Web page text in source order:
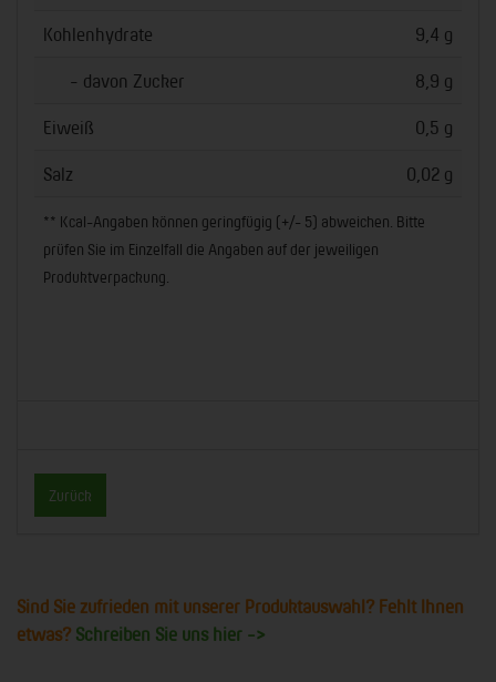
Kohlenhydrate 9,4 g
- davon Zucker 8,9 g
Eiweiß 0,5 g
Salz 0,02 g
** Kcal-Angaben können geringfügig (+/- 5) abweichen. Bitte
prüfen Sie im Einzelfall die Angaben auf der jeweiligen
Produktverpackung.
Zurück
Sind Sie zufrieden mit unserer Produktauswahl? Fehlt Ihnen
etwas? Schreiben Sie uns hier ->